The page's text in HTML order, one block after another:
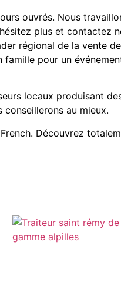
ouvrés. Nous
plus et contactez
régional de la vente
pour un
locaux produisant
conseillerons au mieux.
Découvrez